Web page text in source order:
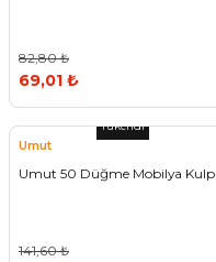
82,80 ₺
69,01 ₺
Tükendi
Umut
Umut 50 Düğme Mobilya Kulp
141,60 ₺